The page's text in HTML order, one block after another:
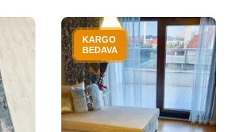
KARGO
BEDAVA